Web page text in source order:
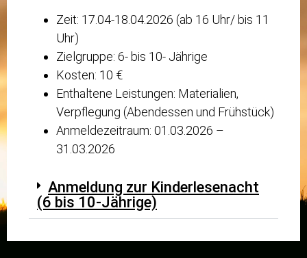
Zeit: 17.04-18.04.2026 (ab 16 Uhr/ bis 11
Uhr)
Zielgruppe: 6- bis 10- Jährige
Kosten: 10 €
Enthaltene Leistungen: Materialien,
Verpflegung (Abendessen und Frühstück)
Anmeldezeitraum: 01.03.2026 –
31.03.2026
Anmeldung zur Kinderlesenacht
(6 bis 10-Jährige)